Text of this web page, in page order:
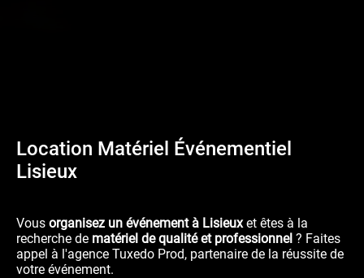
Location Matériel Événementiel
Lisieux
Vous organisez un événement à Lisieuxet êtes à la
recherche de matériel de qualité et professionnel ? Faites
appel à l'agence Tuxedo Prod, partenaire de la réussite de
votre événement.